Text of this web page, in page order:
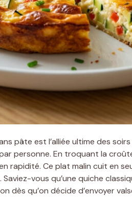
pâte est l’alliée ultime des
personne. En troquant la
rapidité. Ce plat malin cuit en
vous qu’une quiche
dès qu’on décide d’envoyer